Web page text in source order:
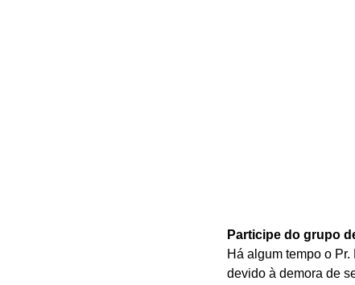
Participe do grupo
Há algum tempo o
devido à demora de